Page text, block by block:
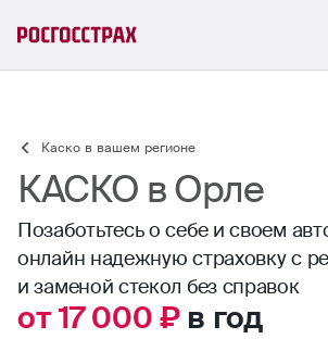
Каско в вашем регионе
КАСКО в Орле
Позаботьтесь о себе и своем
онлайн надежную страховку с
и заменой стекол без справок
от 17 000 ₽в год